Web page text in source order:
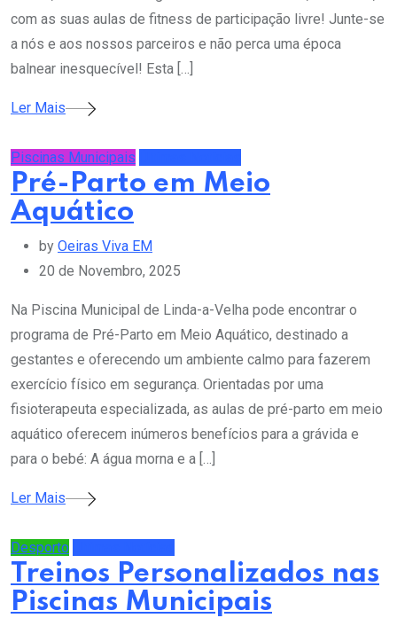
com as suas aulas de fitness de participação livre! Junte-se
a nós e aos nossos parceiros e não perca uma época
balnear inesquecível! Esta […]
Ler Mais
Piscinas Municipais
Pré-Parto em Meio
Aquático
by Oeiras Viva EM
20 de Novembro, 2025
Na Piscina Municipal de Linda-a-Velha pode encontrar o
programa de Pré-Parto em Meio Aquático, destinado a
gestantes e oferecendo um ambiente calmo para fazerem
exercício físico em segurança. Orientadas por uma
fisioterapeuta especializada, as aulas de pré-parto em meio
aquático oferecem inúmeros benefícios para a grávida e
para o bebé: A água morna e a […]
Ler Mais
Desporto
Treinos Personalizados nas
Piscinas Municipais